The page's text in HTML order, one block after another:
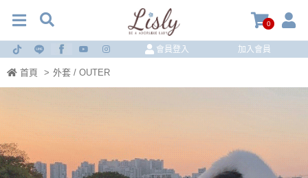
0
會員登入 加入會員
首頁 > 外套 / OUTER